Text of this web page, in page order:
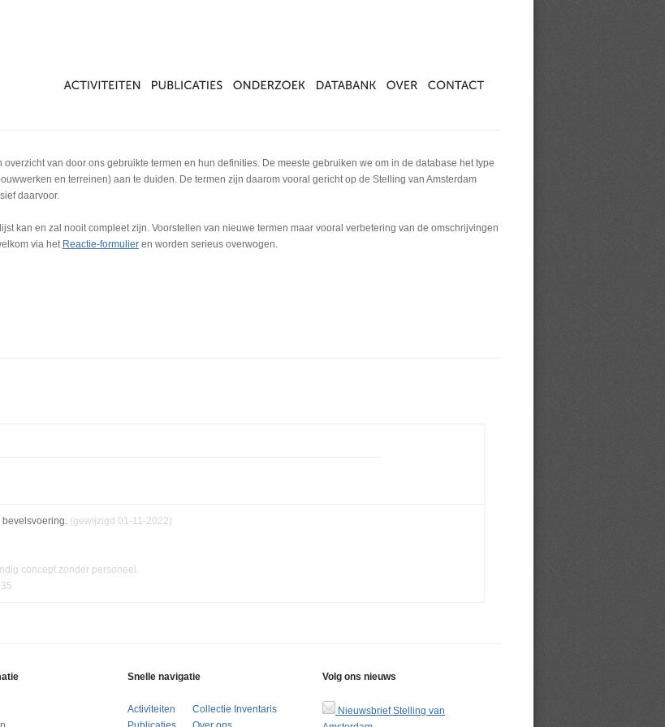
overzicht van door ons gebruikte termen en hun definities. De meeste gebruiken we om in de database het type
en terreinen) aan te duiden. De termen zijn daarom vooral gericht op de Stelling van Amsterdam
daarvoor.
kan en zal nooit compleet zijn. Voorstellen van nieuwe termen maar vooral verbetering van de omschrijvingen
via het Reactie-formulier en worden serieus overwogen.
bevelsvoering. (gewijzigd 01-11-2022)
concept zonder personeel.
Snelle navigatie
Activiteiten
Collectie Inventaris
Volg ons nieuws
Nieuwsbrief Stelling van